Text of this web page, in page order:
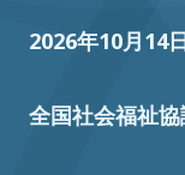
全国社会福祉